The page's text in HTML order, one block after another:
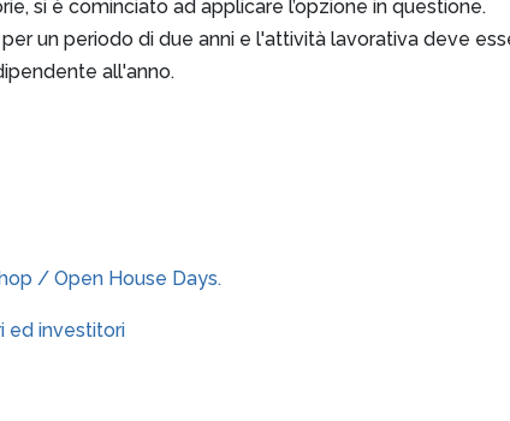
si è cominciato ad applicare l’opzione in questione.
un periodo di due anni e l'attività lavorativa deve
all'anno.
/ Open House Days.
ed investitori